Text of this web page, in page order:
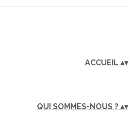
ACCUEIL ▴▾
QUI SOMMES-NOUS ? ▴▾